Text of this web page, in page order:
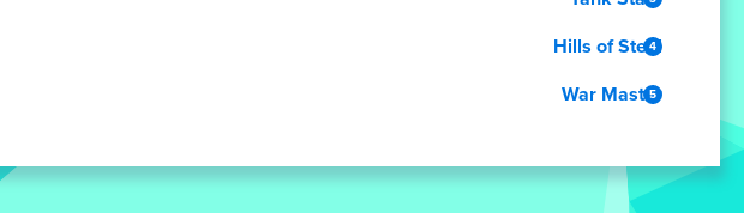
Hills of Steel
War Master